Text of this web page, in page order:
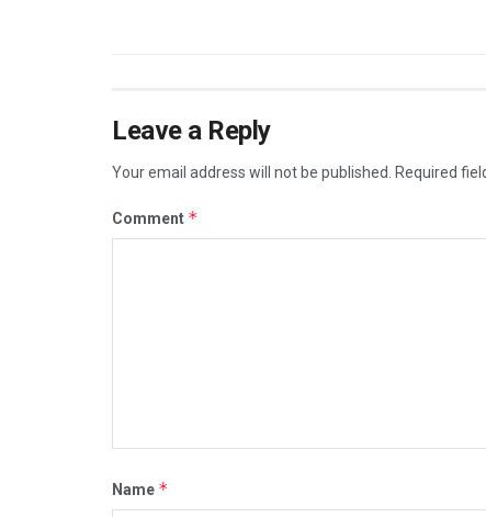
Leave a Reply
Your email address will not be published. Required
Comment *
Name *